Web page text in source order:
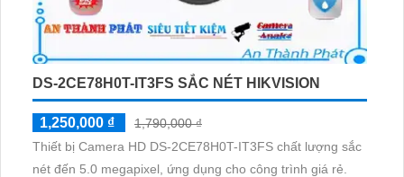
DS-2CE78H0T-IT3FS SẮC NÉT HIKVISION
1,250,000 ₫
1,790,000 ₫
Thiết bị Camera HD DS-2CE78H0T-IT3FS chất lượng sắc
nét đến 5.0 megapixel, ứng dụng cho công trình giá rẻ.